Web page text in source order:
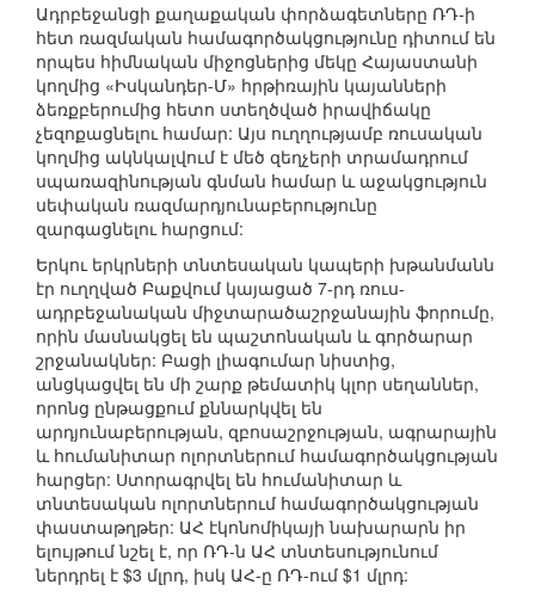
Ադրբեջանցի քաղաքական փորձագետները ՌԴ-ի
հետ ռազմական համագործակցությունը դիտում են
որպես հիմնական միջոցներից մեկը Հայաստանի
կողմից «Իսկանդեր-Մ» հրթիռային կայանների
ձեռքբերումից հետո ստեղծված իրավիճակը
չեզոքացնելու համար: Այս ուղղությամբ ռուսական
կողմից ակնկալվում է մեծ զեղչերի տրամադրում
սպառազինության գնման համար և աջակցություն
սեփական ռազմարդյունաբերությունը
զարգացնելու հարցում:
Երկու երկրների տնտեսական կապերի խթանմանն
էր ուղղված Բաքվում կայացած 7-րդ ռուս-
ադրբեջանական միջտարածաշրջանային ֆորումը,
որին մասնակցել են պաշտոնական և գործարար
շրջանակներ: Բացի լիագումար նիստից,
անցկացվել են մի շարք թեմատիկ կլոր սեղաններ,
որոնց ընթացքում քննարկվել են
արդյունաբերության, զբոսաշրջության, ագրարային
և հումանիտար ոլորտներում համագործակցության
հարցեր: Ստորագրվել են հումանիտար և
տնտեսական ոլորտներում համագործակցության
փաստաթղթեր: ԱՀ էկոնոմիկայի նախարարն իր
ելույթում նշել է, որ ՌԴ-ն ԱՀ տնտեսությունում
ներդրել է $3 մլրդ, իսկ ԱՀ-ը ՌԴ-ում $1 մլրդ: